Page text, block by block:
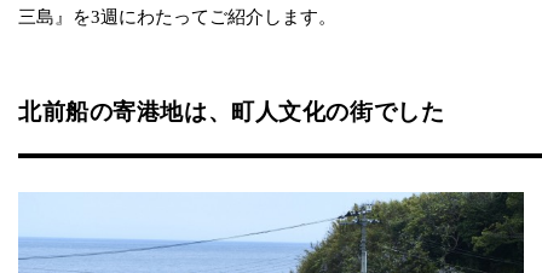
三島』を3週にわたってご紹介します。
北前船の寄港地は、町人文化の街でした